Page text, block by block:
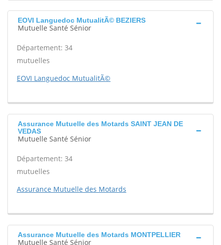
EOVI Languedoc MutualitÃ© BEZIERS
Mutuelle Santé Sénior
Département: 34
mutuelles
EOVI Languedoc MutualitÃ©
Assurance Mutuelle des Motards SAINT JEAN DE
VEDAS
Mutuelle Santé Sénior
Département: 34
mutuelles
Assurance Mutuelle des Motards
Assurance Mutuelle des Motards MONTPELLIER
Mutuelle Santé Sénior